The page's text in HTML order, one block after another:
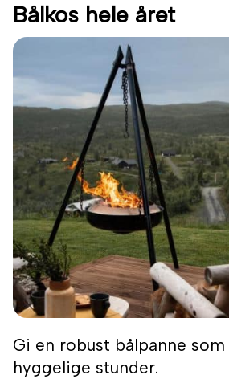
Bålkos hele året
Gi en robust bålpanne
hyggelige stunder.